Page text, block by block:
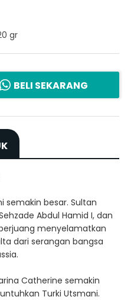
gr
BELI SEKARANG
semakin besar. Sultan
Abdul Hamid I, dan
menyelamatkan
dari serangan bangsa
Catherine semakin
Turki Utsmani.